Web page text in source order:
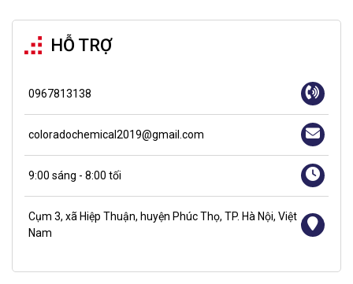
HỖ TRỢ
0967813138
coloradochemical2019@gmail.com
9:00 sáng - 8:00 tối
Cụm 3, xã Hiệp Thuận, huyện Phúc Thọ, TP. Hà Nội, Việt
Nam